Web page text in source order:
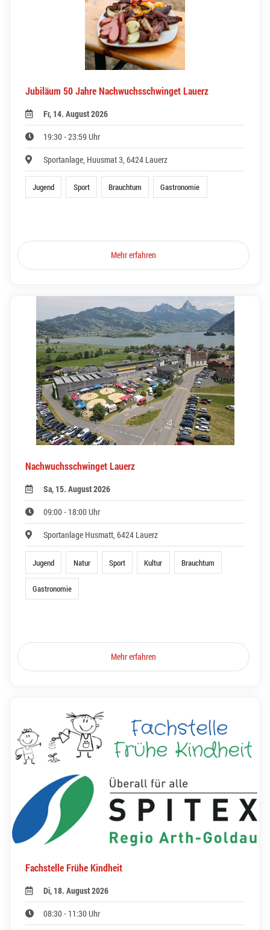
Jubiläum 50 Jahre Nachwuchsschwinget Lauerz
Fr, 14. August 2026
19:30 - 23:59 Uhr
Sportanlage, Huusmat 3, 6424 Lauerz
Jugend Sport Brauchtum Gastronomie
Mehr erfahren
Nachwuchsschwinget Lauerz
Sa, 15. August 2026
09:00 - 18:00 Uhr
Sportanlage Husmatt, 6424 Lauerz
Jugend Natur Sport Kultur Brauchtum
Gastronomie
Mehr erfahren
Fachstelle Frühe Kindheit
Di, 18. August 2026
08:30 - 11:30 Uhr